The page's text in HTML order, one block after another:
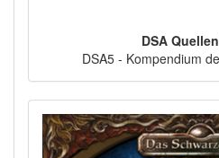
DSA
DSA5 - Kompendium